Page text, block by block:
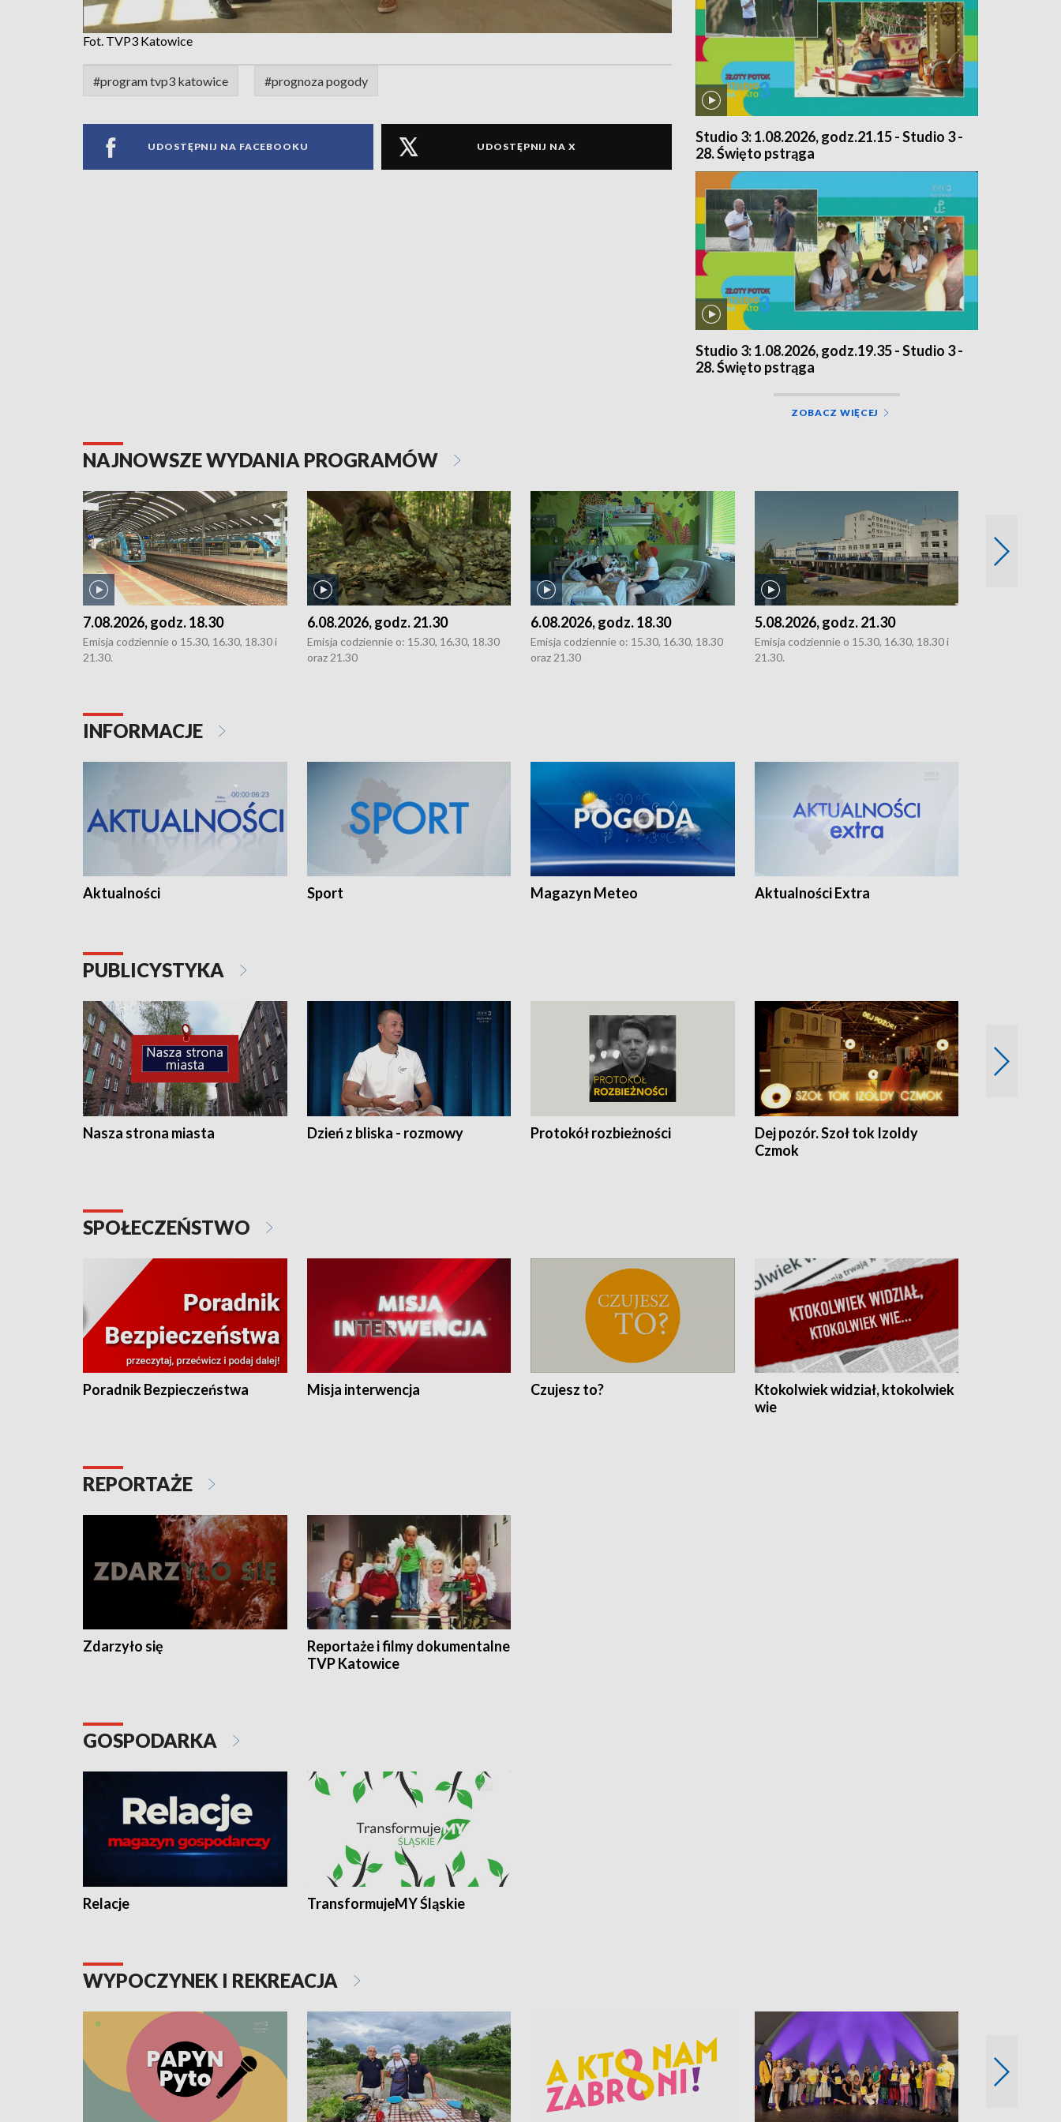
Fot. TVP3 Katowice
#program tvp3 katowice #prognoza pogody
UDOSTĘPNIJ NA FACEBOOKU UDOSTĘPNIJ NA X
Studio 3: 1.08.2026, godz.21.15 - Studio 3 -
28. Święto pstrąga
Studio 3: 1.08.2026, godz.19.35 - Studio 3 -
28. Święto pstrąga
ZOBACZ WIĘCEJ
NAJNOWSZE WYDANIA PROGRAMÓW
7.08.2026, godz. 18.30
Emisja codziennie o 15.30, 16.30, 18.30 i
21.30.
6.08.2026, godz. 21.30
Emisja codziennie o: 15.30, 16.30, 18.30
oraz 21.30
6.08.2026, godz. 18.30
Emisja codziennie o: 15.30, 16.30, 18.30
oraz 21.30
5.08.2026, godz. 21.30
Emisja codziennie o 15.30, 16.30, 18.30 i
21.30.
INFORMACJE
Aktualności Sport Magazyn Meteo Aktualności Extra
PUBLICYSTYKA
Nasza strona miasta Dzień z bliska - rozmowy Protokół rozbieżności
Dej pozór. Szoł tok Izoldy
Czmok
SPOŁECZEŃSTWO
Poradnik Bezpieczeństwa Misja interwencja Czujesz to?
Ktokolwiek widział, ktokolwiek
wie
REPORTAŻE
Zdarzyło się
Reportaże i filmy dokumentalne
TVP Katowice
GOSPODARKA
Relacje TransformujeMY Śląskie
WYPOCZYNEK I REKREACJA